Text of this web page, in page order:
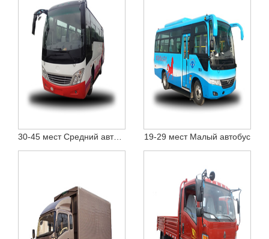
30-45 мест Средний автобус 19-29 мест Малый автобус